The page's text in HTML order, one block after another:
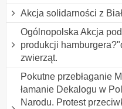
Akcja solidarności z
Ogólnopolska Akcja
produkcji
zwierząt.
Pokutne przebłaganie
łamanie Dekalogu w
Narodu. Protest